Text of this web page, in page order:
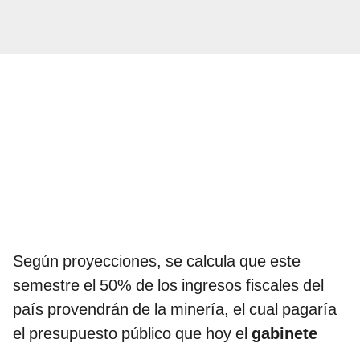
Según proyecciones, se calcula que este
semestre el 50% de los ingresos fiscales del
país provendrán de la minería, el cual pagaría
el presupuesto público que hoy el gabinete